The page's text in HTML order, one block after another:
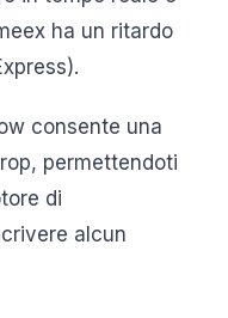
ha un ritardo
consente una
permettendoti
di
alcun